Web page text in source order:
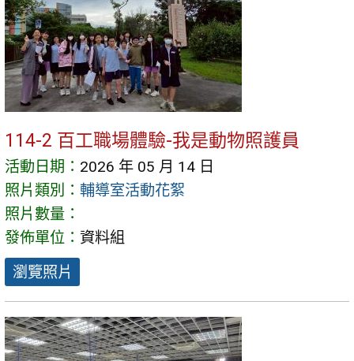
114-2 百工職場體驗-我是動物照護員
活動日期： 2026 年 05 月 14 日
照片類別： 輔導室活動花絮
照片數量：
發佈單位： 資料組
瀏覽照片